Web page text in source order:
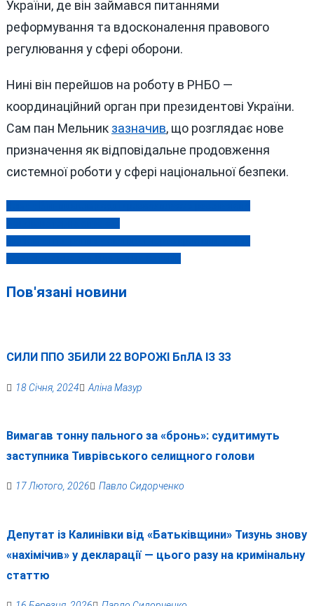
України, де він займався питаннями
реформування та вдосконалення правового
регулювання у сфері оборони.
Нині він перейшов на роботу в РНБО —
координаційний орган при президентові України.
Сам пан Мельник зазначив, що розглядає нове
призначення як відповідальне продовження
системної роботи у сфері національної безпеки.
Навігація
записів
Пов'язані новини
СИЛИ ППО ЗБИЛИ 22 ВОРОЖІ БпЛА ІЗ 33
18 Січня, 2024 Аліна Мазур
Вимагав тонну пального за «бронь»: судитимуть
заступника Тиврівського селищного голови
17 Лютого, 2026 Павло Сидорченко
Депутат із Калинівки від «Батьківщини» Тизунь знову
«нахімічив» у декларації — цього разу на кримінальну
статтю